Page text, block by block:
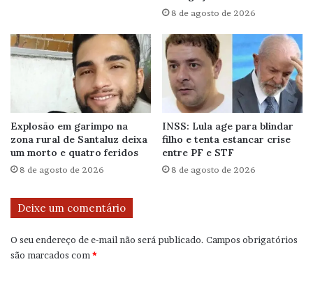
8 de agosto de 2026
Explosão em garimpo na
zona rural de Santaluz deixa
um morto e quatro feridos
8 de agosto de 2026
INSS: Lula age para blindar
filho e tenta estancar crise
entre PF e STF
8 de agosto de 2026
Deixe um comentário
O seu endereço de e-mail não será publicado. Campos obrigatórios
são marcados com *